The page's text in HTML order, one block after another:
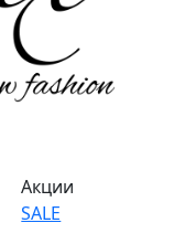
Акции
SALE